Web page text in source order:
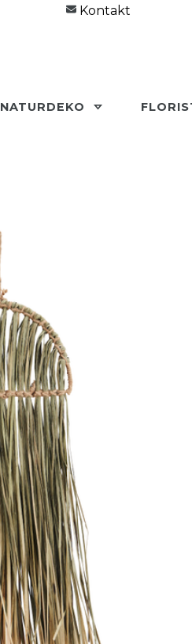
Kontakt
NATURDEKO